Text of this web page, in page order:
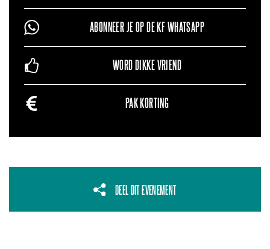
ABONNEER JE OP DE KF WHATSAPP
WORD DIKKE VRIEND
PAK KORTING
DEEL DIT EVENEMENT